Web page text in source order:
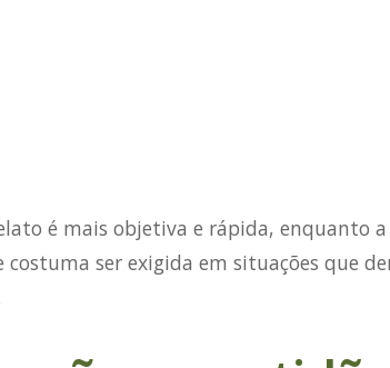
é mais objetiva e rápida, enquanto a
ser exigida em situações que